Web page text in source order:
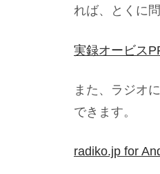
れば、とくに
実録オービス
また、ラジオ
できます。
radiko.jp for